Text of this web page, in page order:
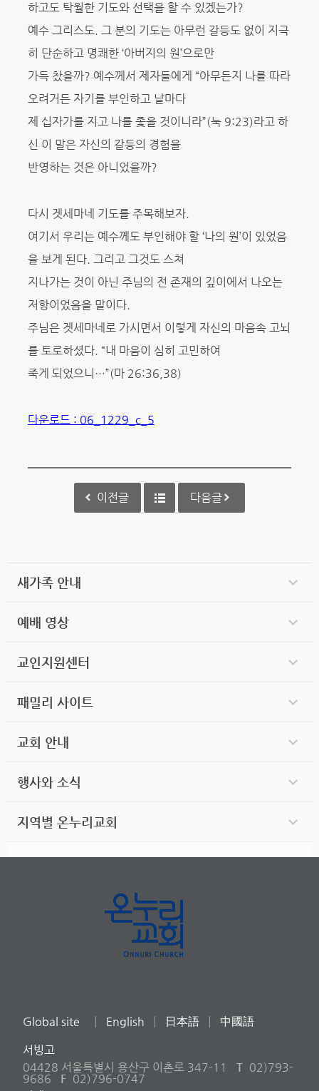
하고도 탁월한 기도와 선택을 할 수 있겠는가?
예수 그리스도. 그 분의 기도는 아무런 갈등도 없이 지극
히 단순하고 명쾌한 ‘아버지의 원’으로만
가득 찼을까? 예수께서 제자들에게 “아무든지 나를 따라
오려거든 자기를 부인하고 날마다
제 십자가를 지고 나를 좇을 것이니라”(눅 9:23)라고 하
신 이 말은 자신의 갈등의 경험을
반영하는 것은 아니었을까?
다시 겟세마네 기도를 주목해보자.
여기서 우리는 예수께도 부인해야 할 ‘나의 원’이 있었음
을 보게 된다. 그리고 그것도 스쳐
지나가는 것이 아닌 주님의 전 존재의 깊이에서 나오는
저항이었음을 말이다.
주님은 겟세마네로 가시면서 이렇게 자신의 마음속 고뇌
를 토로하셨다. “내 마음이 심히 고민하여
죽게 되었으니…”(마 26:36,38)
다운로드 : 06_1229_c_5
이전글 다음글
새가족 안내
예배 영상
교인지원센터
패밀리 사이트
교회 안내
행사와 소식
지역별 온누리교회
Global site English 日本語 中國語
서빙고
04428 서울특별시 용산구 이촌로 347-11
T 02)793-
9686
F 02)796-0747